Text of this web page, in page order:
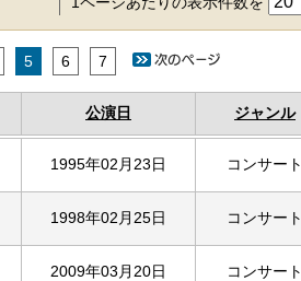
5 6 7
公演日 ジャンル
1995年02月23日 コンサート
1998年02月25日 コンサート
2009年03月20日 コンサート